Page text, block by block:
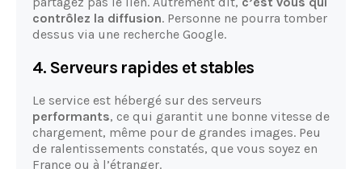
contrôlez la diffusion. Personne ne pourra tomber
dessus via une recherche Google.
4. Serveurs rapides et stables
Le service est hébergé sur des serveurs
performants, ce qui garantit une bonne vitesse de
chargement, même pour de grandes images. Peu
de ralentissements constatés, que vous soyez en
France ou à l’étranger.